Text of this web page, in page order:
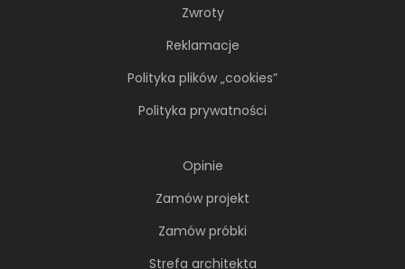
66-metrowy apartament:
przystań dla nowoczesnej
Młoda, żyjąca dynamicznie inwestorka przez
Zwroty
Reklamacje
Polityka plików „cookies”
Polityka prywatności
Opinie
Zamów projekt
Zamów próbki
Strefa architekta